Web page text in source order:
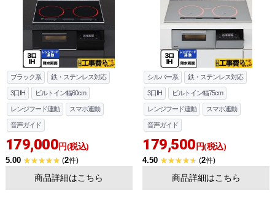
ブラック系 鉄・ステンレス対応
3口IH ビルトイン幅60cm
レンジフード連動 スマホ連動
音声ガイド
179,000円(税込)
5.00 (2件)
商品詳細はこちら
シルバー系 鉄・ステンレス対応
3口IH ビルトイン幅75cm
レンジフード連動 スマホ連動
音声ガイド
179,500 円(税込)
4.50 (2件)
商品詳細はこちら